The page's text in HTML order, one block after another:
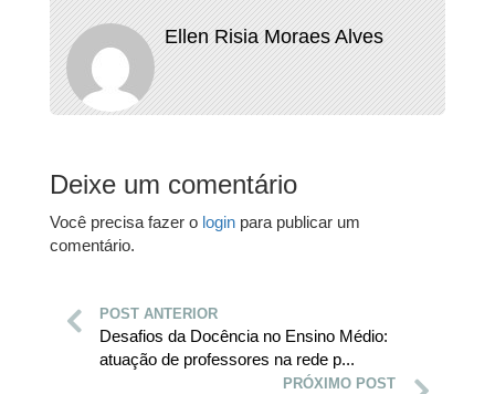
Ellen Risia Moraes Alves
Deixe um comentário
Você precisa fazer o login para publicar um
comentário.
POST ANTERIOR
Desafios da Docência no Ensino Médio:
atuação de professores na rede p...
PRÓXIMO POST